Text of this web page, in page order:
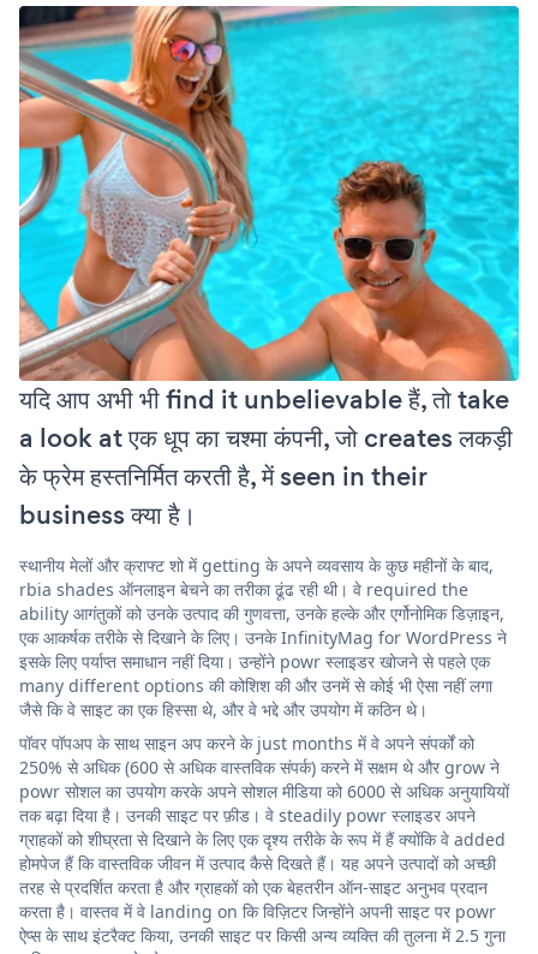
यदि आप अभी भी find it unbelievable हैं, तो take
a look at एक धूप का चश्मा कंपनी, जो creates लकड़ी
के फ्रेम हस्तनिर्मित करती है, में seen in their
business क्या है।
स्थानीय मेलों और क्राफ्ट शो में getting के अपने व्यवसाय के कुछ महीनों के बाद,
rbia shades ऑनलाइन बेचने का तरीका ढूंढ रही थी। वे required the
ability आगंतुकों को उनके उत्पाद की गुणवत्ता, उनके हल्के और एर्गोनोमिक डिज़ाइन,
एक आकर्षक तरीके से दिखाने के लिए। उनके InfinityMag for WordPress ने
इसके लिए पर्याप्त समाधान नहीं दिया। उन्होंने powr स्लाइडर खोजने से पहले एक
many different options की कोशिश की और उनमें से कोई भी ऐसा नहीं लगा
जैसे कि वे साइट का एक हिस्सा थे, और वे भद्दे और उपयोग में कठिन थे।
पॉवर पॉपअप के साथ साइन अप करने के just months में वे अपने संपर्कों को
250% से अधिक (600 से अधिक वास्तविक संपर्क) करने में सक्षम थे और grow ने
powr सोशल का उपयोग करके अपने सोशल मीडिया को 6000 से अधिक अनुयायियों
तक बढ़ा दिया है। उनकी साइट पर फ़ीड। वे steadily powr स्लाइडर अपने
ग्राहकों को शीघ्रता से दिखाने के लिए एक दृश्य तरीके के रूप में हैं क्योंकि वे added
होमपेज हैं कि वास्तविक जीवन में उत्पाद कैसे दिखते हैं। यह अपने उत्पादों को अच्छी
तरह से प्रदर्शित करता है और ग्राहकों को एक बेहतरीन ऑन-साइट अनुभव प्रदान
करता है। वास्तव में वे landing on कि विज़िटर जिन्होंने अपनी साइट पर powr
ऐप्स के साथ इंटरैक्ट किया, उनकी साइट पर किसी अन्य व्यक्ति की तुलना में 2.5 गुना